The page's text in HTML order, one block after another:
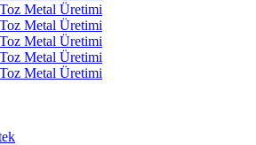
Metal Üretimi
Metal Üretimi
Metal Üretimi
Metal Üretimi
Metal Üretimi